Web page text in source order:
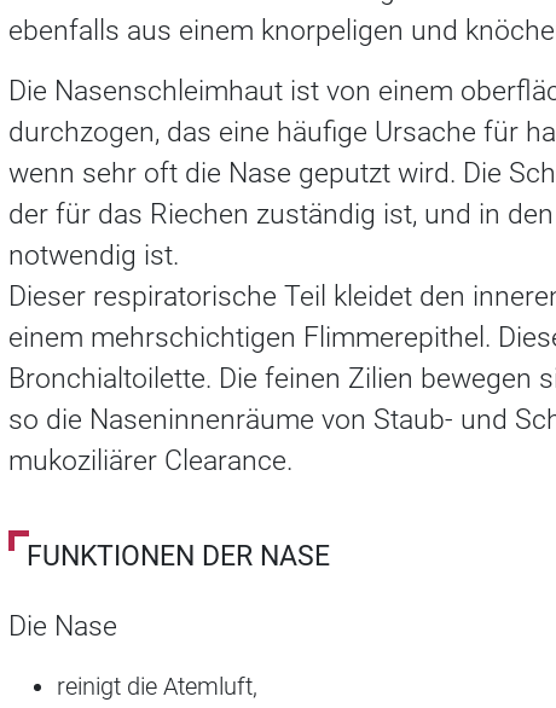
ebenfalls aus einem knorpeligen und
Die Nasenschleimhaut ist von einem
durchzogen, das eine häufige Ursache für
wenn sehr oft die Nase geputzt wird. Die
der für das Riechen zuständig ist, und in
notwendig ist.
Dieser respiratorische Teil kleidet den
einem mehrschichtigen Flimmerepithel.
Bronchialtoilette. Die feinen Zilien bewegen
so die Naseninnenräume von Staub- und
mukoziliärer Clearance.
FUNKTIONEN DER NASE
Die Nase
reinigt die Atemluft,